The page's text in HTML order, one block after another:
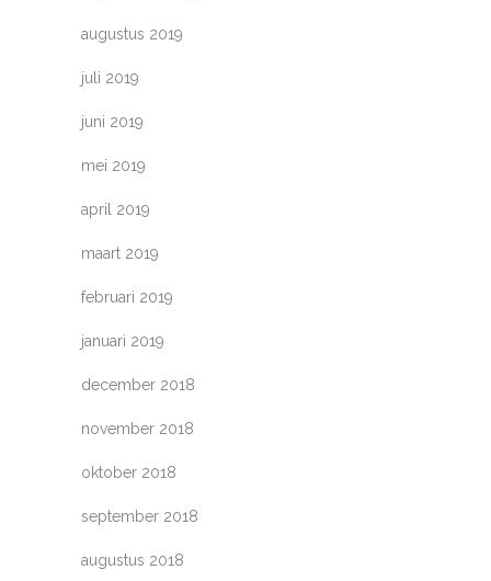
augustus 2019
juli 2019
juni 2019
mei 2019
april 2019
maart 2019
februari 2019
januari 2019
december 2018
november 2018
oktober 2018
september 2018
augustus 2018